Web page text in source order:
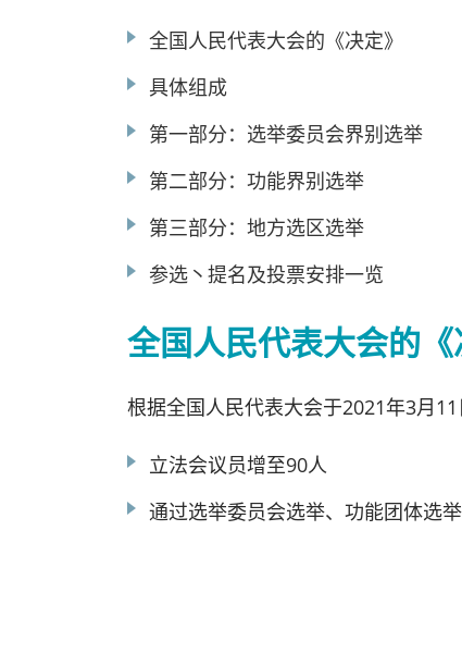
全国人民代表大会的《决定》
具体组成
第一部分：选举委员会界别选举
第二部分：功能界别选举
第三部分：地方选区选举
参选丶提名及投票安排一览
全国人民代表大会的《
根据全国人民代表大会于2021年3月11
立法会议员增至90人
通过选举委员会选举、功能团体选